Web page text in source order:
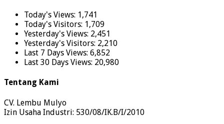
Today's Views: 1,741
Today's Visitors: 1,709
Yesterday's Views: 2,451
Yesterday's Visitors: 2,210
Last 7 Days Views: 6,852
Last 30 Days Views: 20,980
Tentang Kami
CV. Lembu Mulyo
Izin Usaha Industri: 530/08/IK.B/I/2010